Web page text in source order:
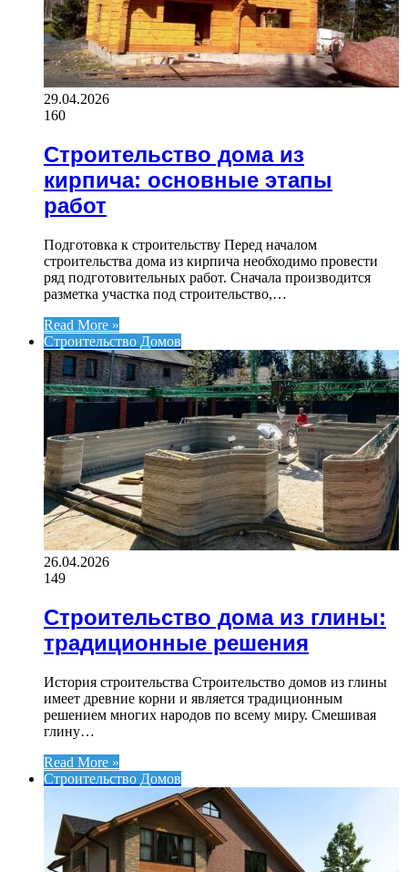
29.04.2026
160
Строительство дома из
кирпича: основные этапы
работ
Подготовка к строительству Перед началом
строительства дома из кирпича необходимо провести
ряд подготовительных работ. Сначала производится
разметка участка под строительство,…
Read More »
Строительство Домов
26.04.2026
149
Строительство дома из глины:
традиционные решения
История строительства Строительство домов из глины
имеет древние корни и является традиционным
решением многих народов по всему миру. Смешивая
глину…
Read More »
Строительство Домов